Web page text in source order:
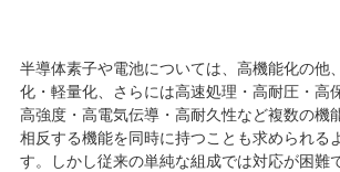
半導体素子や電池については、高機能化の他
化・軽量化、さらには高速処理・高耐圧・高
高強度・高電気伝導・高耐久性など複数の機
相反する機能を同時に持つことも求められる
す。しかし従来の単純な組成では対応が困難